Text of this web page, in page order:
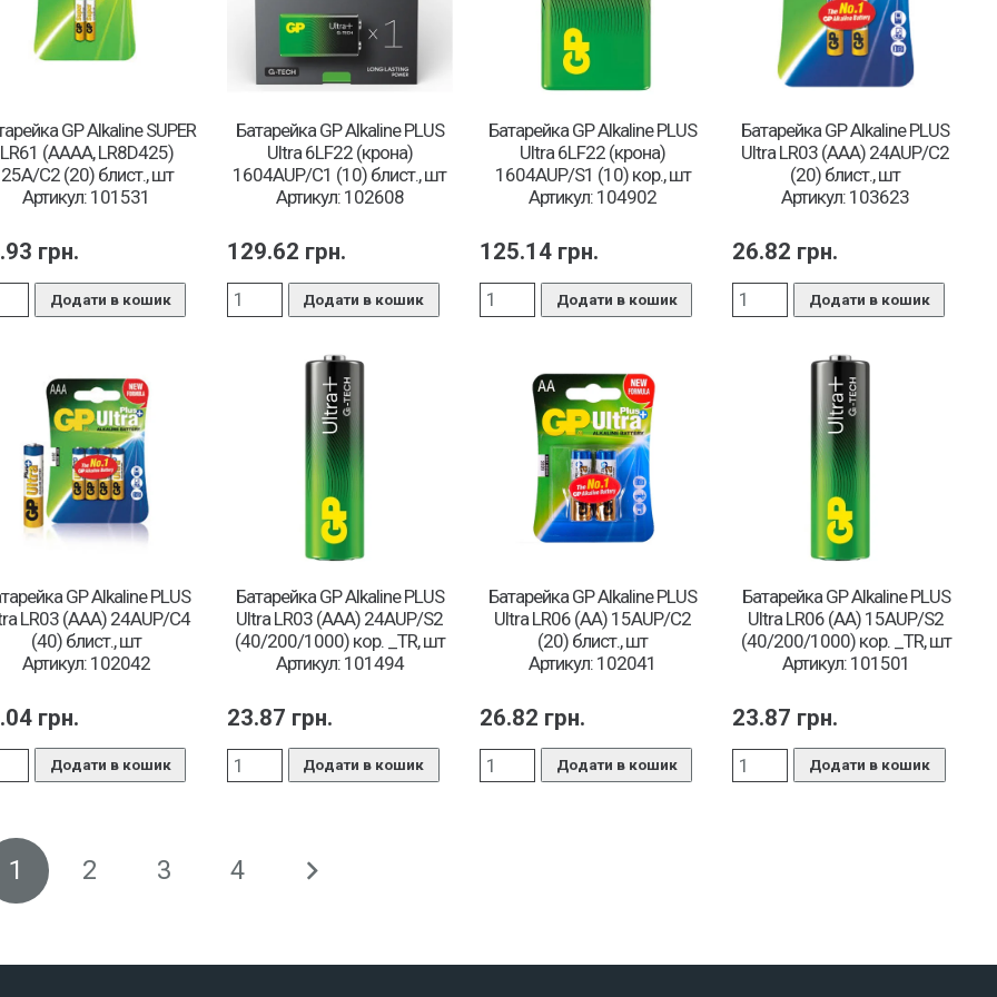
GP Alkaline SUPER
LR61 (AAAA, LR8D425)
25А/C2 (20) блист., шт
Артикул: 101531
грн.
Додати в кошик
Батарейка GP Alkaline PLUS
Ultra 6LF22 (крона)
1604AUP/C1 (10) блист., шт
Артикул: 102608
129.62 грн.
Додати в кошик
Батарейка GP Alkaline PLUS
Ultra 6LF22 (крона)
1604AUP/S1 (10) кор., шт
Артикул: 104902
125.14 грн.
Додати в кошик
Батарейка GP Alkaline PLUS
Ultra LR03 (AAA) 24AUP/C2
(20) блист., шт
Артикул: 103623
26.82 грн.
Додати в кошик
GP Alkaline PLUS
LR03 (AAA) 24AUP/C4
(40) блист., шт
Артикул: 102042
грн.
Додати в кошик
Батарейка GP Alkaline PLUS
Ultra LR03 (AAA) 24AUP/S2
(40/200/1000) кор. _TR, шт
Артикул: 101494
23.87 грн.
Додати в кошик
Батарейка GP Alkaline PLUS
Ultra LR06 (AA) 15AUP/C2
(20) блист., шт
Артикул: 102041
26.82 грн.
Додати в кошик
Батарейка GP Alkaline PLUS
Ultra LR06 (AA) 15AUP/S2
(40/200/1000) кор. _TR, шт
Артикул: 101501
23.87 грн.
Додати в кошик
1 2 3 4